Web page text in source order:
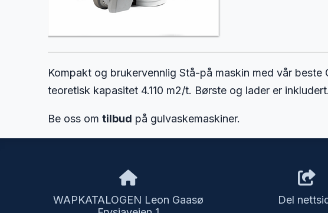
Kompakt og brukervennlig Stå-på maskin med vår
teoretisk kapasitet 4.110 m2/t. Børste og lader er
Be oss om tilbud på gulvaskemaskiner.
WAPKATALOGEN Leon Gaasø
Del